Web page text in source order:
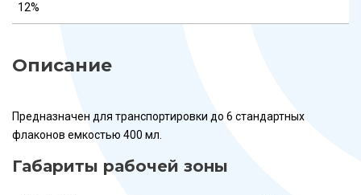
12%
Описание
Предназначен для транспортировки до 6 стандартных
флаконов емкостью 400 мл.
Габариты рабочей зоны